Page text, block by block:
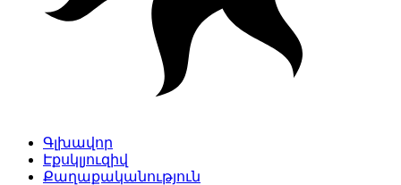
Գլխավոր
Էքսկլյուզիվ
Քաղաքականություն